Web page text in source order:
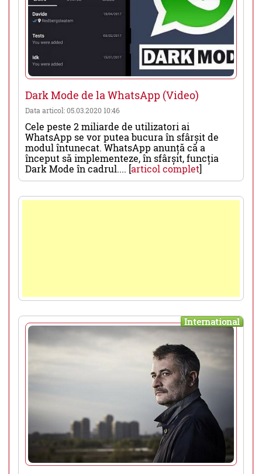
Dark Mode de la WhatsApp (Video)
Data articol: 05.03.2020 10:46
Cele peste 2 miliarde de utilizatori ai
WhatsApp se vor putea bucura în sfârșit de
modul întunecat. WhatsApp anunță că a
început să implementeze, în sfârșit, funcția
Dark Mode în cadrul.... [articol complet]
International